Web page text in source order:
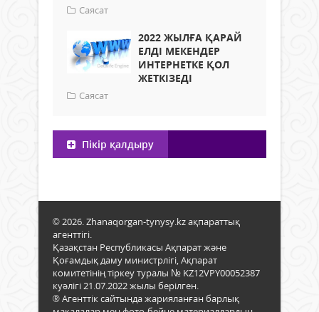
Саясат
2022 ЖЫЛҒА ҚАРАЙ
ЕЛДІ МЕКЕНДЕР
ИНТЕРНЕТКЕ ҚОЛ
ЖЕТКІЗЕДІ
Саясат
Пікір қалдыру
© 2026. Zhanaqorgan-tynysy.kz ақпараттық
агенттігі.
Қазақстан Республикасы Ақпарат және
Қоғамдық даму министрлігі, Ақпарат
комитетінің тіркеу туралы № KZ12VPY00052387
куәлігі 21.07.2022 жылы берілген.
® Агенттік сайтында жарияланған барлық